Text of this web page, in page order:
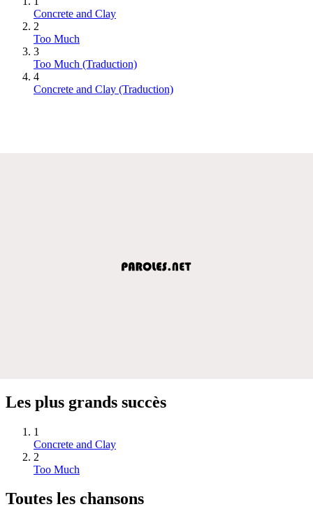
Concrete and Clay
2
Too Much
3
Too Much (Traduction)
4
Concrete and Clay (Traduction)
Les plus grands succès
1
Concrete and Clay
2
Too Much
Toutes les chansons